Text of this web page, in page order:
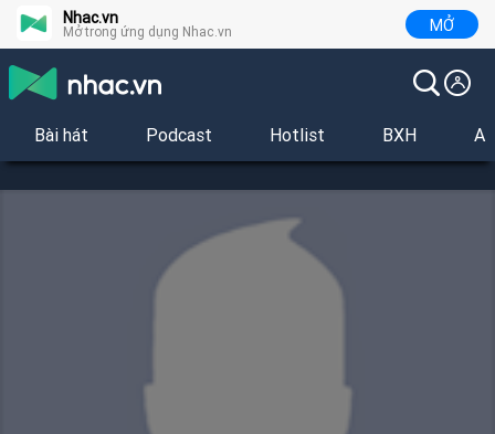
Nhac.vn
Mở trong ứng dụng Nhac.vn MỞ
Bài hát Podcast Hotlist BXH